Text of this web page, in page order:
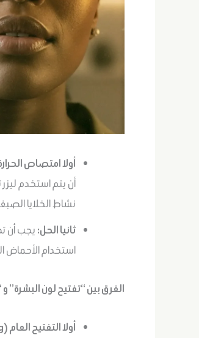
أولا امتصاص
أن يتم استخدم ليزر
نشاط الخلايا
ثانيا الحل: يجب أن
استخدام الأحماض
الفرق بين “تفتيح لون البشرة”
أولا التفتيح العام (Tone Lightening):